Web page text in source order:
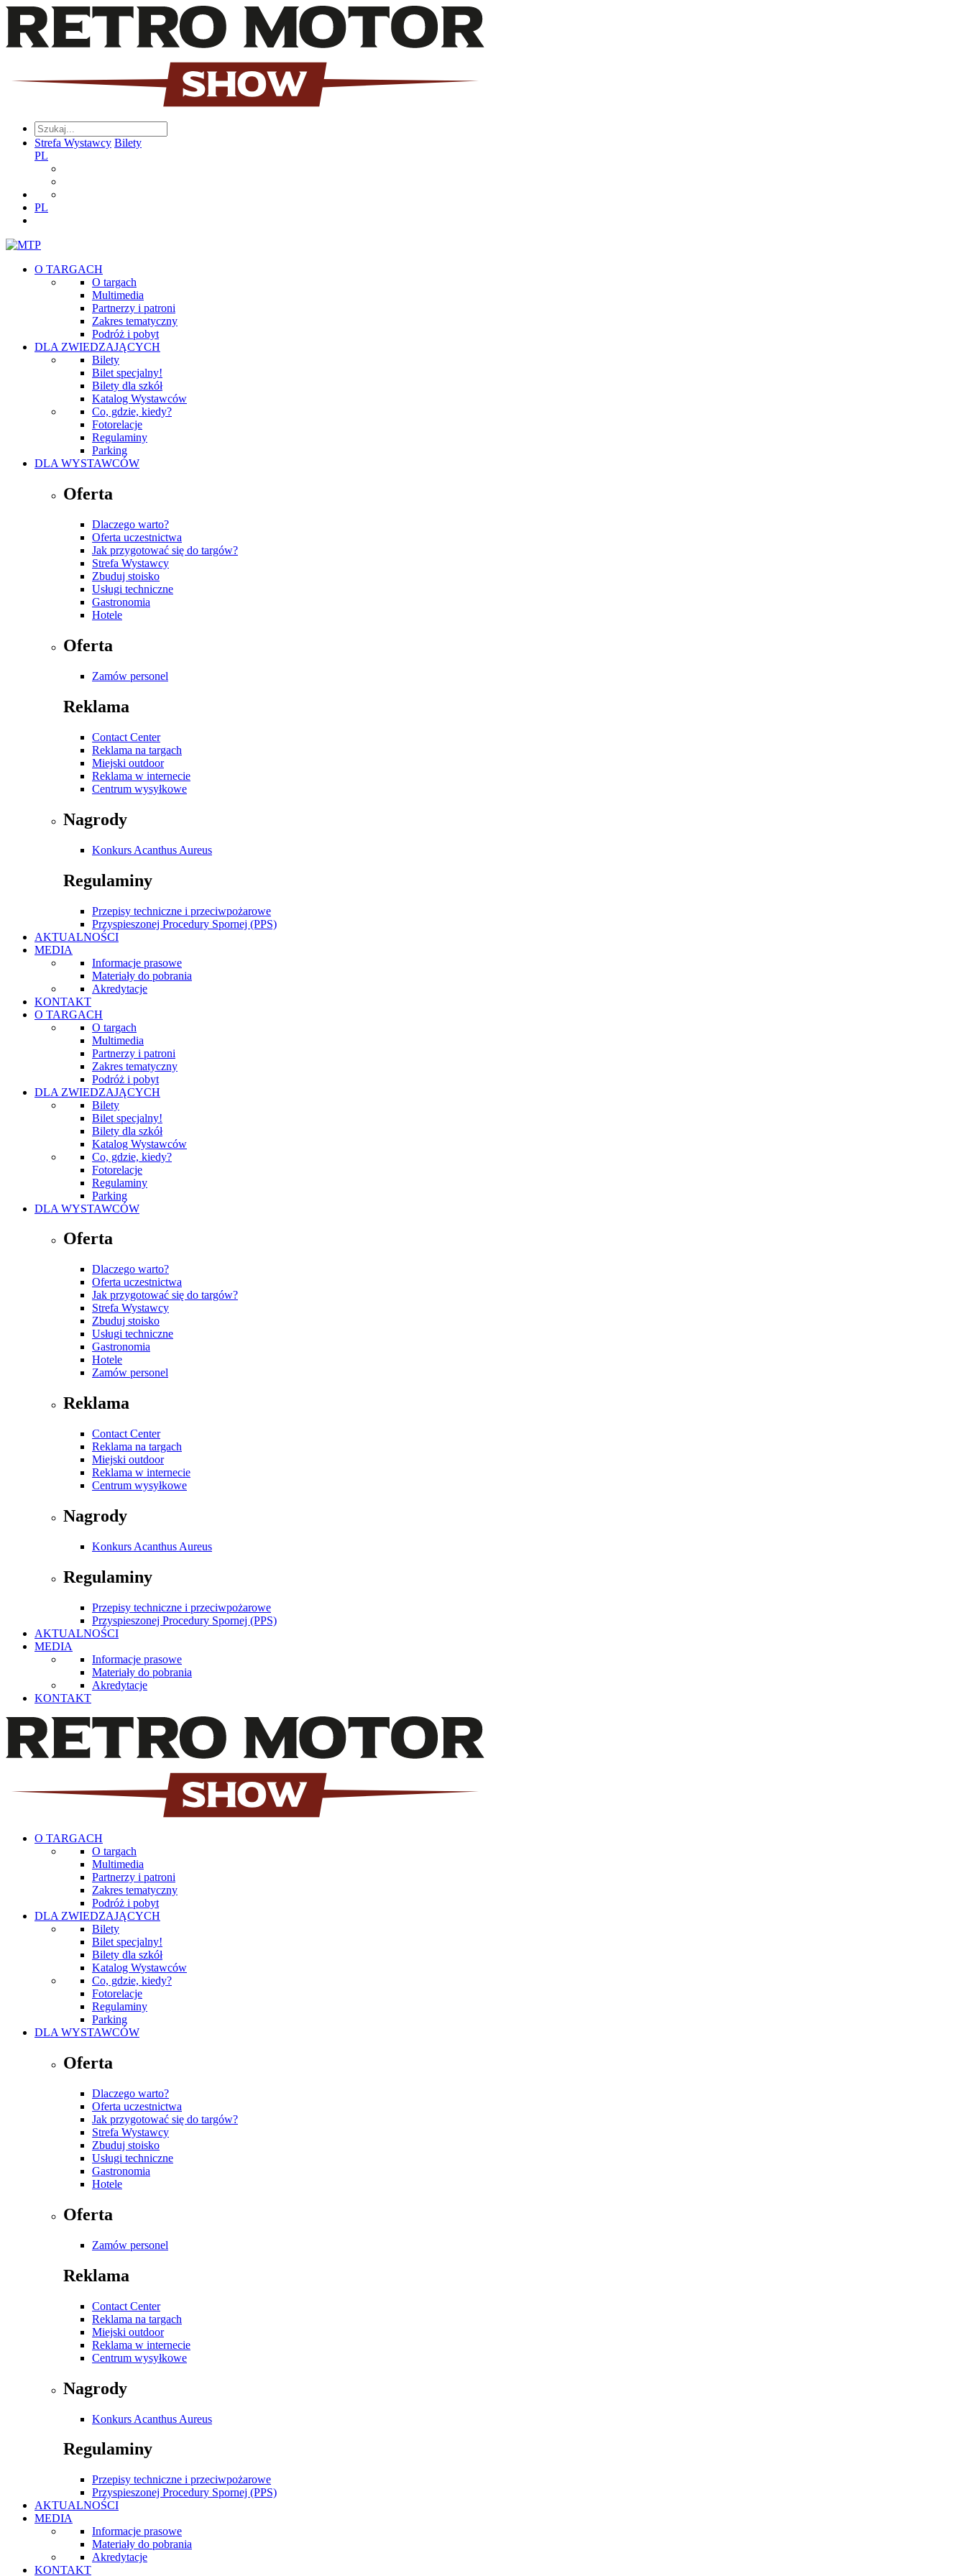
Strefa Wystawcy Bilety
PL
PL
O TARGACH
O targach
Multimedia
Partnerzy i patroni
Zakres tematyczny
Podróż i pobyt
DLA ZWIEDZAJĄCYCH
Bilety
Bilet specjalny!
Bilety dla szkół
Katalog Wystawców
Co, gdzie, kiedy?
Fotorelacje
Regulaminy
Parking
DLA WYSTAWCÓW
Oferta
Dlaczego warto?
Oferta uczestnictwa
Jak przygotować się do targów?
Strefa Wystawcy
Zbuduj stoisko
Usługi techniczne
Gastronomia
Hotele
Oferta
Zamów personel
Reklama
Contact Center
Reklama na targach
Miejski outdoor
Reklama w internecie
Centrum wysyłkowe
Nagrody
Konkurs Acanthus Aureus
Regulaminy
Przepisy techniczne i przeciwpożarowe
Przyspieszonej Procedury Spornej (PPS)
AKTUALNOŚCI
MEDIA
Informacje prasowe
Materiały do pobrania
Akredytacje
KONTAKT
O TARGACH
O targach
Multimedia
Partnerzy i patroni
Zakres tematyczny
Podróż i pobyt
DLA ZWIEDZAJĄCYCH
Bilety
Bilet specjalny!
Bilety dla szkół
Katalog Wystawców
Co, gdzie, kiedy?
Fotorelacje
Regulaminy
Parking
DLA WYSTAWCÓW
Oferta
Dlaczego warto?
Oferta uczestnictwa
Jak przygotować się do targów?
Strefa Wystawcy
Zbuduj stoisko
Usługi techniczne
Gastronomia
Hotele
Zamów personel
Reklama
Contact Center
Reklama na targach
Miejski outdoor
Reklama w internecie
Centrum wysyłkowe
Nagrody
Konkurs Acanthus Aureus
Regulaminy
Przepisy techniczne i przeciwpożarowe
Przyspieszonej Procedury Spornej (PPS)
AKTUALNOŚCI
MEDIA
Informacje prasowe
Materiały do pobrania
Akredytacje
KONTAKT
O TARGACH
O targach
Multimedia
Partnerzy i patroni
Zakres tematyczny
Podróż i pobyt
DLA ZWIEDZAJĄCYCH
Bilety
Bilet specjalny!
Bilety dla szkół
Katalog Wystawców
Co, gdzie, kiedy?
Fotorelacje
Regulaminy
Parking
DLA WYSTAWCÓW
Oferta
Dlaczego warto?
Oferta uczestnictwa
Jak przygotować się do targów?
Strefa Wystawcy
Zbuduj stoisko
Usługi techniczne
Gastronomia
Hotele
Oferta
Zamów personel
Reklama
Contact Center
Reklama na targach
Miejski outdoor
Reklama w internecie
Centrum wysyłkowe
Nagrody
Konkurs Acanthus Aureus
Regulaminy
Przepisy techniczne i przeciwpożarowe
Przyspieszonej Procedury Spornej (PPS)
AKTUALNOŚCI
MEDIA
Informacje prasowe
Materiały do pobrania
Akredytacje
KONTAKT